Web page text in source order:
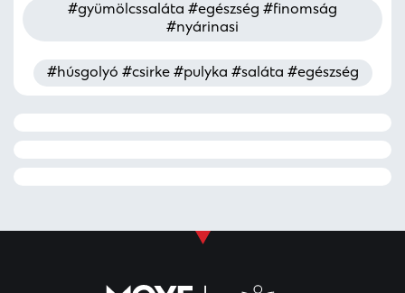
#gyümölcssaláta #egészség #finomság
#nyárinasi
#húsgolyó #csirke #pulyka #saláta #egészség